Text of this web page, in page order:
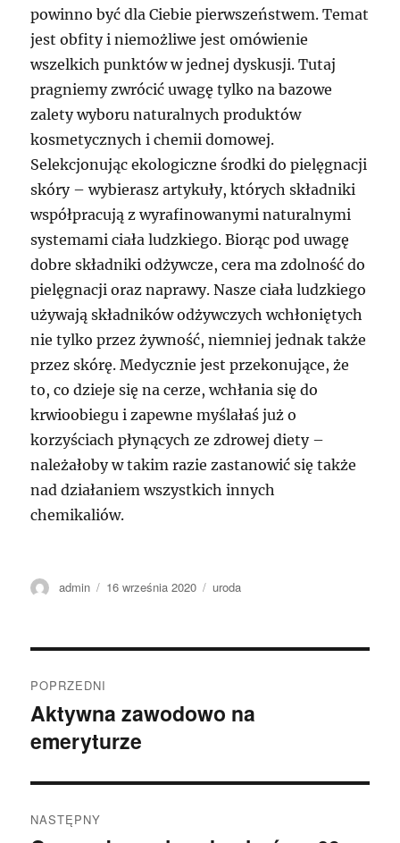
powinno być dla Ciebie pierwszeństwem. Temat
jest obfity i niemożliwe jest omówienie
wszelkich punktów w jednej dyskusji. Tutaj
pragniemy zwrócić uwagę tylko na bazowe
zalety wyboru naturalnych produktów
kosmetycznych i chemii domowej.
Selekcjonując ekologiczne środki do pielęgnacji
skóry – wybierasz artykuły, których składniki
współpracują z wyrafinowanymi naturalnymi
systemami ciała ludzkiego. Biorąc pod uwagę
dobre składniki odżywcze, cera ma zdolność do
pielęgnacji oraz naprawy. Nasze ciała ludzkiego
używają składników odżywczych wchłoniętych
nie tylko przez żywność, niemniej jednak także
przez skórę. Medycznie jest przekonujące, że
to, co dzieje się na cerze, wchłania się do
krwioobiegu i zapewne myślałaś już o
korzyściach płynących ze zdrowej diety –
należałoby w takim razie zastanowić się także
nad działaniem wszystkich innych
chemikaliów.
Autor
admin
Data
16 września 2020 Kategorie
uroda
wpisu
POPRZEDNI
Poprzedni
wpis:
Aktywna zawodowo na
emeryturze
NASTĘPNY